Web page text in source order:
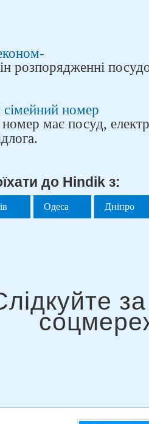
розпорядженні
номер
має посуд,
до Hindik з:
Одеса Дніпро